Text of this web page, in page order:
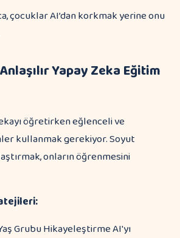
çocuklar AI’dan korkmak yerine onu
Yapay Zeka Eğitim
öğretirken eğlenceli ve
kullanmak gerekiyor. Soyut
onların öğrenmesini
Grubu Hikayeleştirme AI'yı